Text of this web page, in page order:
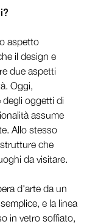
aspetto
il design e
due aspetti
Oggi,
degli oggetti di
assume
Allo stesso
che
da visitare.
d'arte da un
e la linea
in vetro soffiato,